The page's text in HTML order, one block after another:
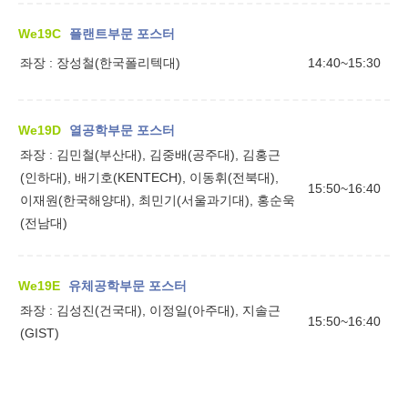
We19C
플랜트부문 포스터
좌장 : 장성철(한국폴리텍대) 14:40~15:30
We19D
열공학부문 포스터
좌장 : 김민철(부산대), 김중배(공주대), 김홍근
(인하대), 배기호(KENTECH), 이동휘(전북대),
이재원(한국해양대), 최민기(서울과기대), 홍순욱
(전남대)
15:50~16:40
We19E
유체공학부문 포스터
좌장 : 김성진(건국대), 이정일(아주대), 지솔근
(GIST)
15:50~16:40